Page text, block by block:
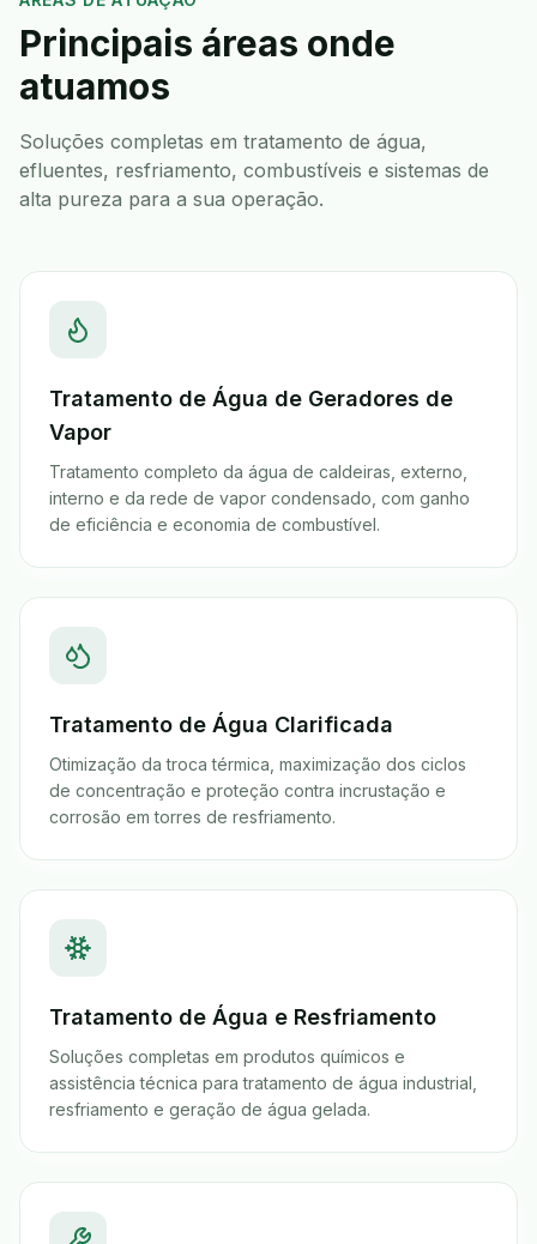
Principais áreas onde
atuamos
Soluções completas em tratamento de água,
efluentes, resfriamento, combustíveis e sistemas de
alta pureza para a sua operação.
Tratamento de Água de Geradores de
Vapor
Tratamento completo da água de caldeiras, externo,
interno e da rede de vapor condensado, com ganho
de eficiência e economia de combustível.
Tratamento de Água Clarificada
Otimização da troca térmica, maximização dos ciclos
de concentração e proteção contra incrustação e
corrosão em torres de resfriamento.
Tratamento de Água e Resfriamento
Soluções completas em produtos químicos e
assistência técnica para tratamento de água industrial,
resfriamento e geração de água gelada.